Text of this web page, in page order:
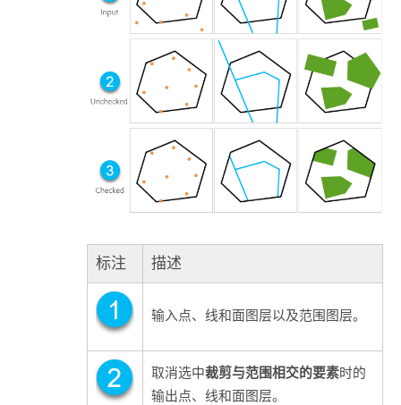
标注 描述
输入点、线和面图层以及范围图层。
取消选中裁剪与范围相交的要素时的
输出点、线和面图层。